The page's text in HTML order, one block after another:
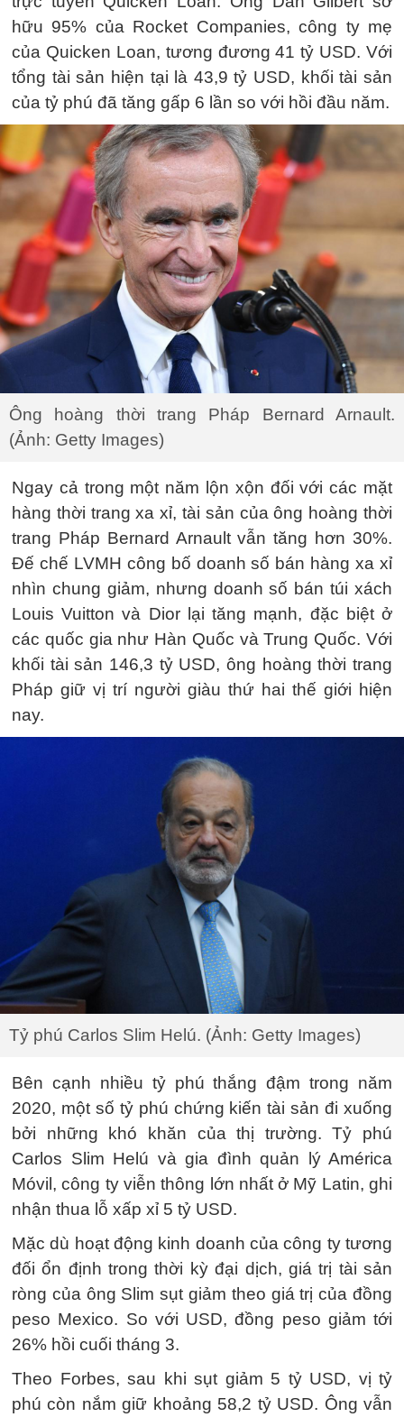
hữu 95% của Rocket Companies, công ty mẹ
của Quicken Loan, tương đương 41 tỷ USD. Với
tổng tài sản hiện tại là 43,9 tỷ USD, khối tài sản
của tỷ phú đã tăng gấp 6 lần so với hồi đầu năm.
Ông hoàng thời trang Pháp Bernard Arnault.
(Ảnh: Getty Images)
Ngay cả trong một năm lộn xộn đối với các mặt
hàng thời trang xa xỉ, tài sản của ông hoàng thời
trang Pháp Bernard Arnault vẫn tăng hơn 30%.
Đế chế LVMH công bố doanh số bán hàng xa xỉ
nhìn chung giảm, nhưng doanh số bán túi xách
Louis Vuitton và Dior lại tăng mạnh, đặc biệt ở
các quốc gia như Hàn Quốc và Trung Quốc. Với
khối tài sản 146,3 tỷ USD, ông hoàng thời trang
Pháp giữ vị trí người giàu thứ hai thế giới hiện
nay.
Tỷ phú Carlos Slim Helú. (Ảnh: Getty Images)
Bên cạnh nhiều tỷ phú thắng đậm trong năm
2020, một số tỷ phú chứng kiến tài sản đi xuống
bởi những khó khăn của thị trường. Tỷ phú
Carlos Slim Helú và gia đình quản lý América
Móvil, công ty viễn thông lớn nhất ở Mỹ Latin, ghi
nhận thua lỗ xấp xỉ 5 tỷ USD.
Mặc dù hoạt động kinh doanh của công ty tương
đối ổn định trong thời kỳ đại dịch, giá trị tài sản
ròng của ông Slim sụt giảm theo giá trị của đồng
peso Mexico. So với USD, đồng peso giảm tới
26% hồi cuối tháng 3.
Theo Forbes, sau khi sụt giảm 5 tỷ USD, vị tỷ
phú còn nắm giữ khoảng 58,2 tỷ USD. Ông vẫn